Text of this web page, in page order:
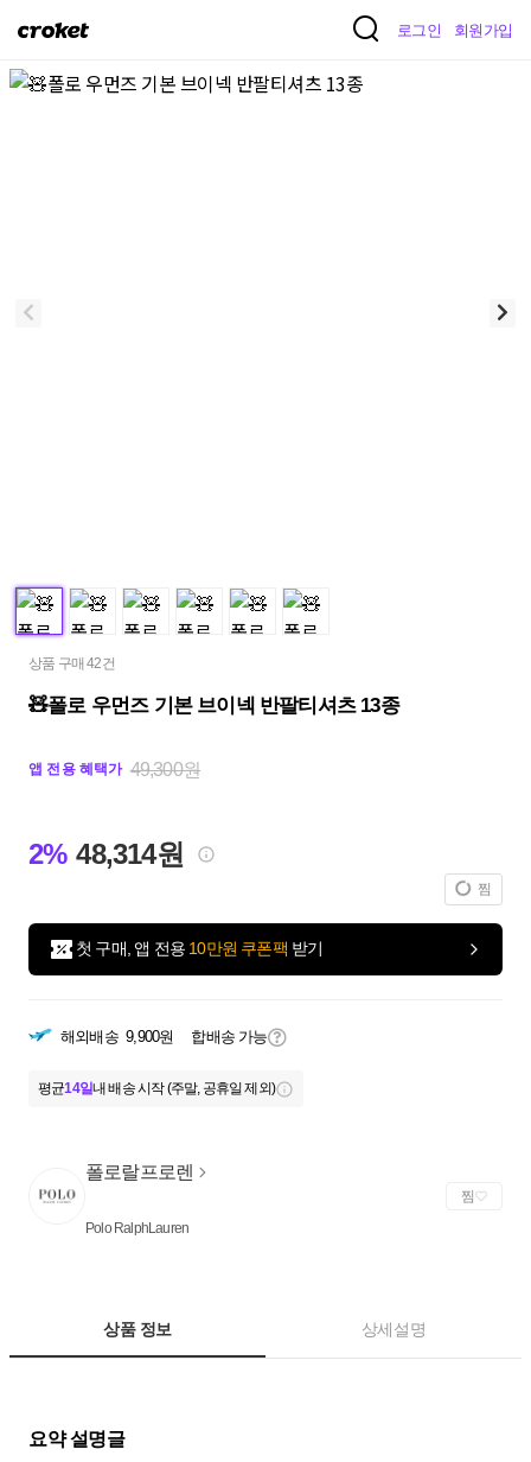
크
켓
로그인 회원가입
상품 구매 42건
🧸폴로 우먼즈 기본 브이넥 반팔티셔츠 13종
앱 전용 혜택가 49,300원
2% 48,314원
찜
첫 구매, 앱 전용 10만원 쿠폰팩 받기
해외배송 9,900원 합배송 가능
평균14일내 배송 시작 (주말, 공휴일 제외)
폴로랄프로렌
Polo RalphLauren
찜
상품 정보 상세설명
요약 설명글